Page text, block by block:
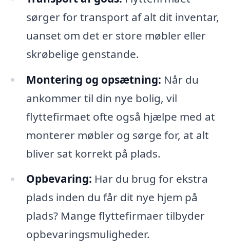
sørger for transport af alt dit inventar,
uanset om det er store møbler eller
skrøbelige genstande.
Montering og opsætning: Når du
ankommer til din nye bolig, vil
flyttefirmaet ofte også hjælpe med at
monterer møbler og sørge for, at alt
bliver sat korrekt på plads.
Opbevaring: Har du brug for ekstra
plads inden du får dit nye hjem på
plads? Mange flyttefirmaer tilbyder
opbevaringsmuligheder.